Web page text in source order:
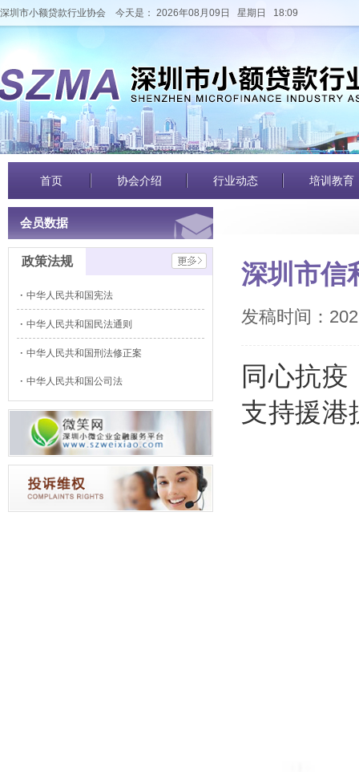
深圳市小额贷款行业协会 今天是： 2026年08月09日 星期日 18:09
首页 协会介绍 行业动态 培训教育
会员数据
政策法规
中华人民共和国宪法
中华人民共和国民法通则
中华人民共和国刑法修正案
中华人民共和国公司法
深圳市信
发稿时间：
同心抗
支持援港